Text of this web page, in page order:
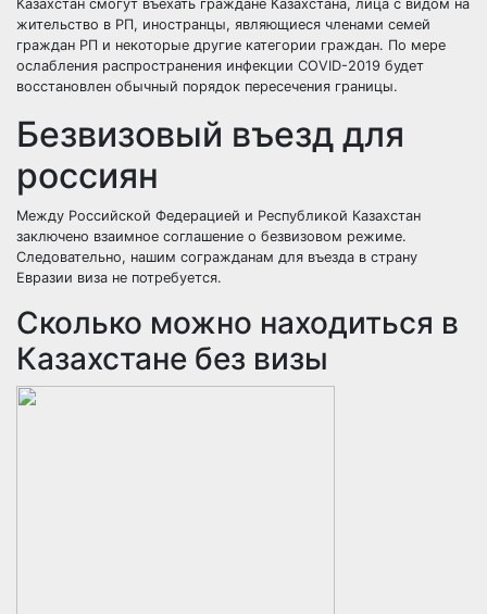
Казахстан смогут въехать граждане Казахстана, лица с видом на
жительство в РП, иностранцы, являющиеся членами семей
граждан РП и некоторые другие категории граждан. По мере
ослабления распространения инфекции COVID-2019 будет
восстановлен обычный порядок пересечения границы.
Безвизовый въезд для
россиян
Между Российской Федерацией и Республикой Казахстан
заключено взаимное соглашение о безвизовом режиме.
Следовательно, нашим согражданам для въезда в страну
Евразии виза не потребуется.
Сколько можно находиться в
Казахстане без визы